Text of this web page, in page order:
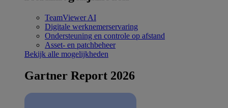
TeamViewer AI
Digitale werknemerservaring
Ondersteuning en controle op afstand
Asset- en patchbeheer
Bekijk alle mogelijkheden
Gartner Report 2026